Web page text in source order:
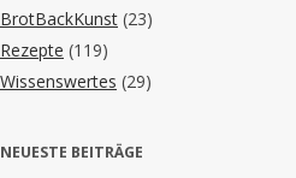
BrotBackKunst (23)
Rezepte (119)
Wissenswertes (29)
NEUESTE BEITRÄGE